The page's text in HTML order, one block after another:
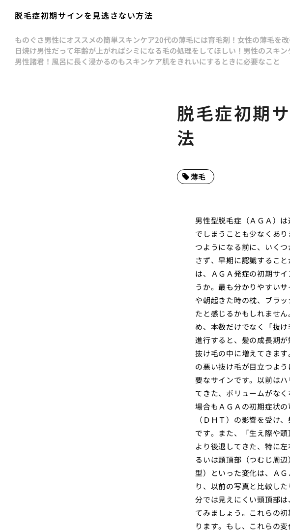
脱毛症初期サインを見逃さない方法
ものぐさ男性にオススメの簡単スキンケア20代の薄毛には育毛剤！ 女性の薄毛を
日焼け男性だって年齢が上がればシミになる毛の処理をしてほしい！ 男性のスキ
男性諸君！風呂に長く浸かるのもスキンケア肌をきれいにするときに必要なこと
脱毛症初期
法
薄毛
男性型脱毛症（ＡＧＡ）
でしまうことも少なくあ
つようになる前に、いく
さず、早期に認識するこ
は、ＡＧＡ発症の初期サ
うか。最も分かりやすい
や朝起きた時の枕、ブラ
たと感じるかもしれませ
め、本数だけでなく「抜
進行すると、髪の成長期
抜け毛の中に増えてきま
の悪い抜け毛が目立つよ
要なサインです。以前は
てきた、ボリュームがな
場合もＡＧＡの初期症状
（ＤＨＴ）の影響を受け
です。また、「生え際や
より後退してきた、特に
るいは頭頂部（つむじ周
型）といった変化は、Ａ
り、以前の写真と比較し
分では見えにくい頭頂部
てみましょう。これらの
ります。もし、これらの